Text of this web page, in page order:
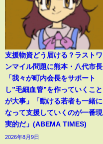
支援物資どう届ける？ラストワ
ンマイル問題に熊本・八代市長
「我々が町内会長をサポート
し”毛細血管”を作っていくこと
が大事」「動ける若者も一緒に
なって支援していくのが一番現
実的だ」(ABEMA TIMES)
2026年8月9日